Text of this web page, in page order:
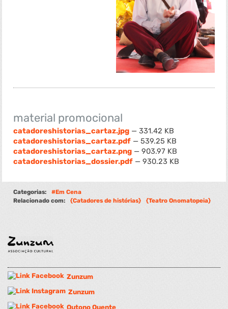
material promocional
catadoreshistorias_cartaz.jpg — 331.42 KB
catadoreshistorias_cartaz.pdf — 539.25 KB
catadoreshistorias_cartaz.png — 903.97 KB
catadoreshistorias_dossier.pdf — 930.23 KB
Categorias:
Em Cena
Relacionado com:
Catadores de histórias Teatro Onomatopeia
Zunzum
Zunzum
Outono Quente